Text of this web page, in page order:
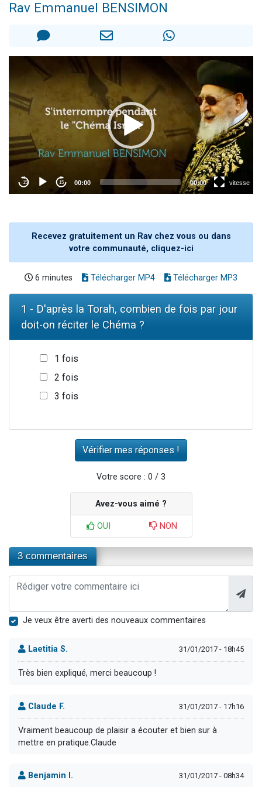
Nouvelle émission radio : Visions de grandeur n°104 : Le Chabbath et le Birkat Hamazone à travers le temps
Rav Emmanuel BENSIMON
Recevez gratuitement un Rav chez vous ou dans
votre communauté, cliquez-ici
6 minutes Télécharger MP4 Télécharger MP3
1 - D'après la Torah, combien de fois par jour
doit-on réciter le Chéma ?
1 fois
2 fois
3 fois
Votre score : 0 / 3
Avez-vous aimé ?
OUI NON
3 commentaires
Je veux être averti des nouveaux commentaires
Laetitia S. 31/01/2017 - 18h45
Très bien expliqué, merci beaucoup !
Claude F. 31/01/2017 - 17h16
Vraiment beaucoup de plaisir a écouter et bien sur à
mettre en pratique.Claude
Benjamin I. 31/01/2017 - 08h34